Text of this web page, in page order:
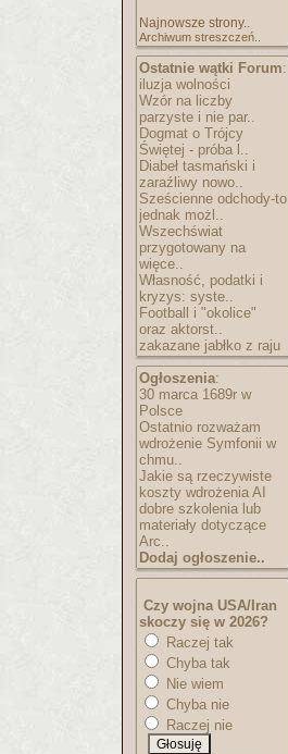
Najnowsze strony..
Archiwum streszczeń..
Ostatnie wątki Forum:
iluzja wolności
Wzór na liczby
parzyste i nie par..
Dogmat o Trójcy
Świętej - próba l..
Diabeł tasmański i
zaraźliwy nowo..
Sześcienne odchody-to
jednak możl..
Wszechświat
przygotowany na
więce..
Własność, podatki i
kryzys: syste..
Football i "okolice"
oraz aktorst..
zakazane jabłko z raju
Ogłoszenia:
30 marca 1689r w
Polsce
Ostatnio rozważam
wdrożenie Symfonii w
chmu..
Jakie są rzeczywiste
koszty wdrożenia AI
dobre szkolenia lub
materiały dotyczące
Arc..
Dodaj ogłoszenie..
Czy wojna USA/Iran
skoczy się w 2026?
Raczej tak
Chyba tak
Nie wiem
Chyba nie
Raczej nie